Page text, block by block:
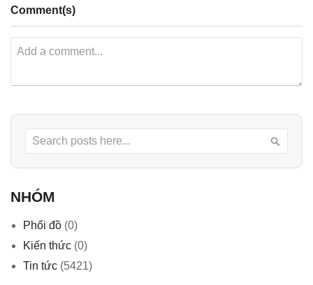
Comment(s)
Search
NHÓM
Phối đồ (0)
Kiến thức (0)
Tin tức (5421)